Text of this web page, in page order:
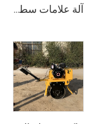
آلة علامات سطح الطريق بالبلاستيك الحراري يدوية التشغيل لعلامات المرور بطرق مختلفة، LS-1360